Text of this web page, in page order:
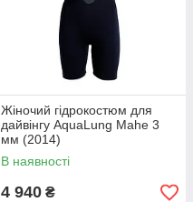
Жіночий гідрокостюм для
дайвінгу AquaLung Mahe 3
мм (2014)
В наявності
4 940 ₴